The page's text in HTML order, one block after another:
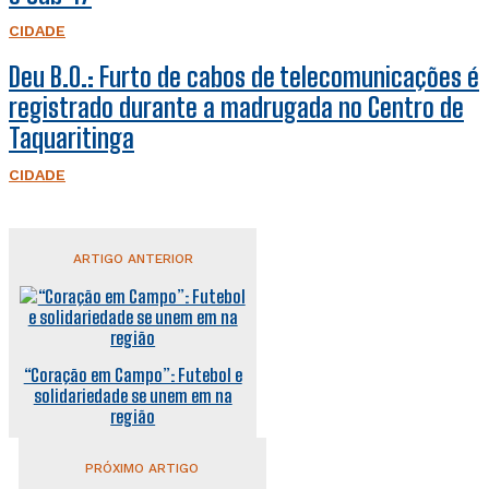
CIDADE
Deu B.O.: Furto de cabos de telecomunicações é
registrado durante a madrugada no Centro de
Taquaritinga
CIDADE
ARTIGO ANTERIOR
“Coração em Campo”: Futebol e
solidariedade se unem em na
região
PRÓXIMO ARTIGO